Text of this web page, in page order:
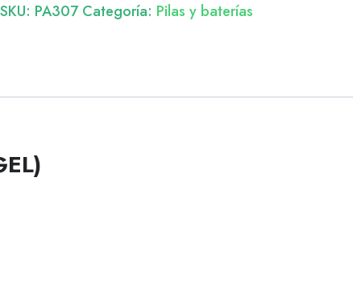
SKU: PA307 Categoría: Pilas y baterías